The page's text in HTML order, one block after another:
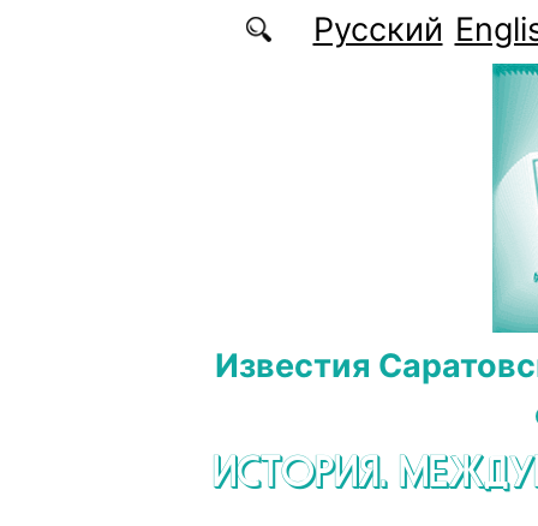
Перейти к основному содержаниюРусский
Известия
ИСТОРИЯ.